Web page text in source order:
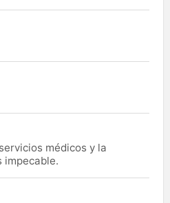
médicos y la
impecable.